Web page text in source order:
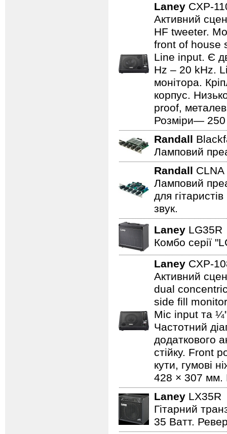
Laney CXP-
Активний
HF tweeter.
front of house
Line input. Є
Hz – 20 kHz.
монітора.
корпус.
proof,
Розміри—
Randall
Ламповий
Randall
Ламповий
для
звук.
Laney
Комбо серії
Laney CXP-
Активний
dual
side fill
Mic input та
Частотний
додаткового
стійку. Front
кути, гумові
428 × 307 мм.
Laney LX35R
Гітарний
35 Ватт.